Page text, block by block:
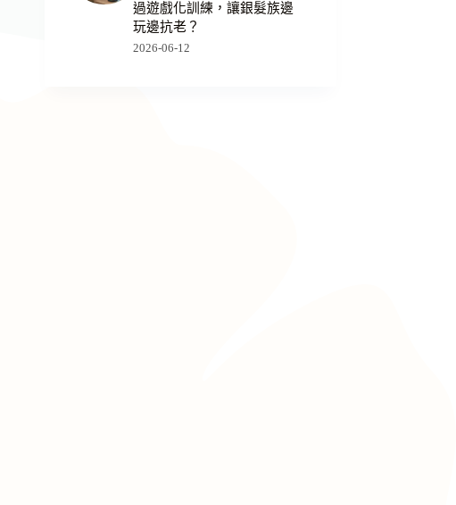
過遊戲化訓練，讓銀髮族邊
玩邊抗老？
2026-06-12